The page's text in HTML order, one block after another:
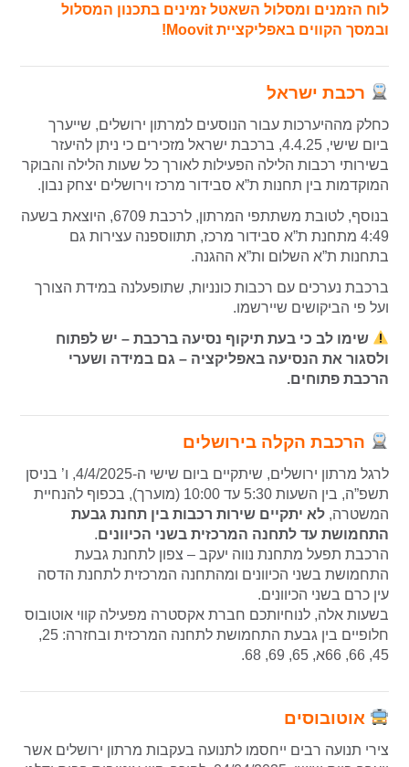
לוח הזמנים ומסלול השאטל זמינים בתכנון המסלול
ובמסך הקווים באפליקציית Moovit!
רכבת ישראל
כחלק מההיערכות עבור הנוסעים למרתון ירושלים, שייערך
ביום שישי, 4.4.25, ברכבת ישראל מזכירים כי ניתן להיעזר
בשירותי רכבות הלילה הפעילות לאורך כל שעות הלילה והבוקר
המוקדמות בין תחנות ת”א סבידור מרכז וירושלים יצחק נבון.
בנוסף, לטובת משתתפי המרתון, לרכבת 6709, היוצאת בשעה
4:49 מתחנת ת”א סבידור מרכז, תתווספנה עצירות גם
בתחנות ת”א השלום ות”א ההגנה.
ברכבת נערכים עם רכבות כונניות, שתופעלנה במידת הצורך
ועל פי הביקושים שיירשמו.
שימו לב כי בעת תיקוף נסיעה ברכבת – יש לפתוח
ולסגור את הנסיעה באפליקציה – גם במידה ושערי
הרכבת פתוחים.
הרכבת הקלה בירושלים
לרגל מרתון ירושלים, שיתקיים ביום שישי ה-4/4/2025, ו’ בניסן
תשפ”ה, בין השעות 5:30 עד 10:00 (מוערך), בכפוף להנחיית
המשטרה, לא יתקיים שירות רכבות בין תחנת גבעת
התחמושת עד לתחנה המרכזית בשני הכיוונים.
הרכבת תפעל מתחנת נווה יעקב – צפון לתחנת גבעת
התחמושת בשני הכיוונים ומהתחנה המרכזית לתחנת הדסה
עין כרם בשני הכיוונים.
בשעות אלה, לנוחיותכם חברת אקסטרה מפעילה קווי אוטובוס
חלופיים בין גבעת התחמושת לתחנה המרכזית ובחזרה: 25,
45, 66, 66א, 65, 69, 68.
אוטובוסים
צירי תנועה רבים ייחסמו לתנועה בעקבות מרתון ירושלים אשר